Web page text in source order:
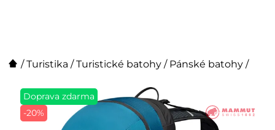
/Turistika /Turistické batohy / Pánské batohy /
Doprava zdarma
-20%